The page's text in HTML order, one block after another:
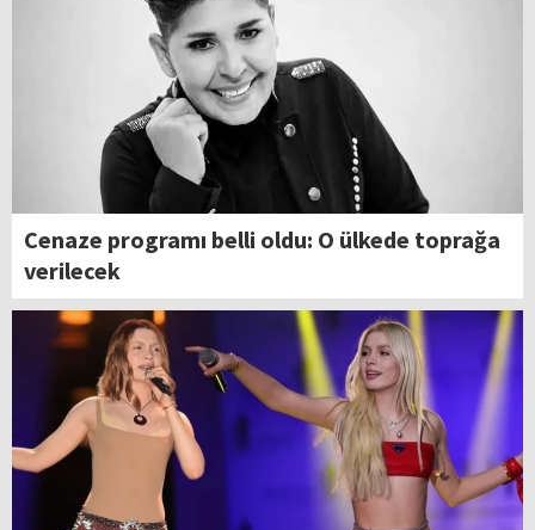
Cenaze programı belli oldu: O ülkede toprağa
verilecek